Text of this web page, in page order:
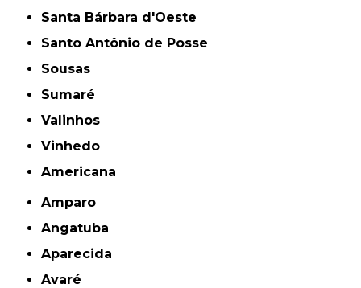
Santa Bárbara d'Oeste
Santo Antônio de Posse
Sousas
Sumaré
Valinhos
Vinhedo
americana
Amparo
Angatuba
Aparecida
Avaré